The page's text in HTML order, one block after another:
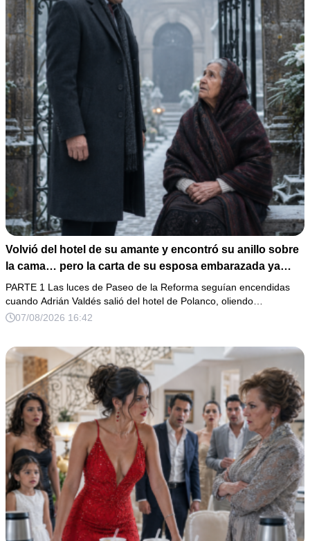
Volvió del hotel de su amante y encontró su anillo sobre
la cama… pero la carta de su esposa embarazada ya
había puesto en marcha su ruina
PARTE 1 Las luces de Paseo de la Reforma seguían encendidas
cuando Adrián Valdés salió del hotel de Polanco, oliendo…
07/08/2026 16:42